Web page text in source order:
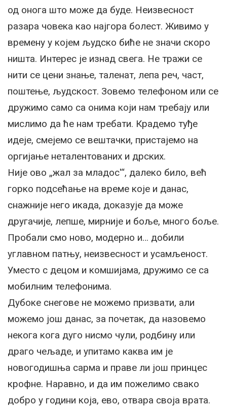
од онога што може да буде. Неизвесност
разара човека као најгора болест. Живимо у
времену у којем људско биће не значи скоро
ништа. Интерес је изнад свега. Не тражи се
нити се цени знање, таленат, лепа реч, част,
поштење, људскост. Зовемо телефоном или се
дружимо само са онима који нам требају или
мислимо да ће нам требати. Крадемо туђе
идеје, смејемо се вештачки, пристајемо на
оргијање неталентованих и дрских.
Није ово „жал за младос'“, далеко било, већ
горко подсећање на време које и данас,
снажније него икада, доказује да може
другачије, лепше, мирније и боље, много боље.
Пробали смо ново, модерно и… добили
углавном патњу, неизвесност и усамљеност.
Уместо с децом и комшијама, дружимо се са
мобилним телефонима.
Дубоке снегове не можемо призвати, али
можемо још данас, за почетак, да назовемо
некога кога дуго нисмо чули, родбину или
драго чељаде, и упитамо каква им је
новогодишња сарма и праве ли још принцес
крофне. Наравно, и да им пожелимо свако
добро у години која, ево, отвара своја врата.